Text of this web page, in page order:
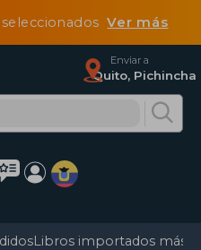
seleccionadosVer más
Enviar a
Quito, Pichincha
Libros importados más